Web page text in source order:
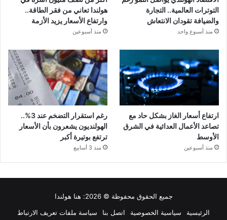
التوترات العالمية.. التجارة
والضيافة تقودان الانتعاش
منذ أسبوع واحد
هولندا تعاني من فقر الطاقة..
وارتفاع الأسعار يزيد الأزمة
منذ أسبوعين
ارتفاع أسعار الغاز بشكل حاد مع
تصاعد الأعمال العدائية في الشرق
الأوسط
منذ أسبوعين
رغم استقرار التضخم عند 3%..
الهولنديون يشعرون بأن الأسعار
ترتفع بوتيرة أكبر
منذ 3 أسابيع
جميع الحقوق محفوظة © 2026:
هنا هولندا
الرئيسية
سياسية الخصوصية اتصل بنا سياسة ملفات تعريف الارتباط